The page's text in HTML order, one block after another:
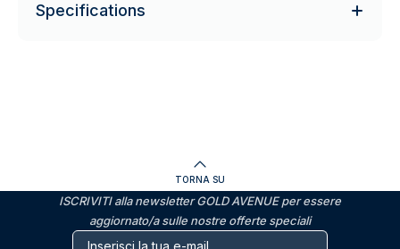
Specifications
TORNA SU
ISCRIVITI alla newsletter GOLD AVENUE per essere
aggiornato/a sulle nostre offerte speciali